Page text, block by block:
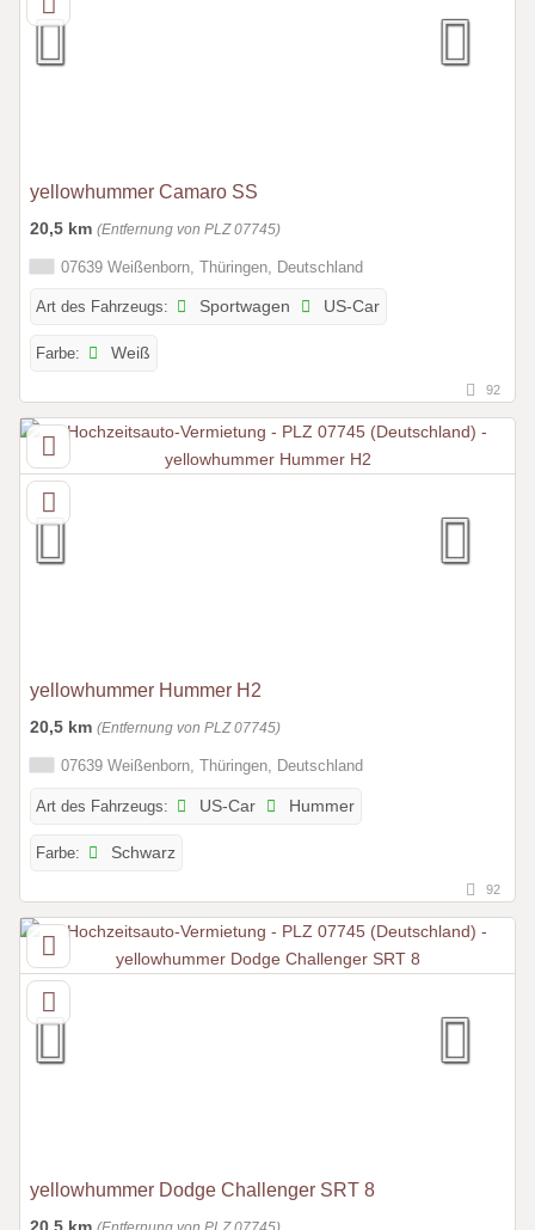
yellowhummer Camaro SS
20,5 km (Entfernung von PLZ 07745)
07639 Weißenborn, Thüringen, Deutschland
Art des Fahrzeugs: Sportwagen US-Car
Farbe: Weiß
92
yellowhummer Hummer H2
20,5 km (Entfernung von PLZ 07745)
07639 Weißenborn, Thüringen, Deutschland
Art des Fahrzeugs: US-Car Hummer
Farbe: Schwarz
92
yellowhummer Dodge Challenger SRT 8
20,5 km